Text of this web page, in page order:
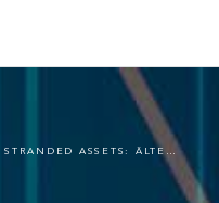
TRENDUMFRAGE ZU STRANDED ASSETS: ÄLTERE GEBÄUDE LAUFEN GEFAHR, ESG-KONFORMITÄT ZU VERPASSEN